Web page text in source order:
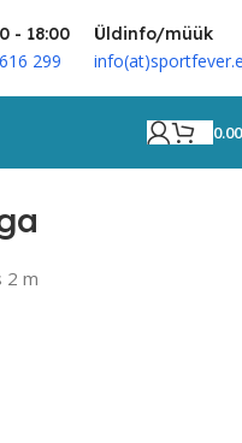
- 18:00
299
Üldinfo/müük
2 m